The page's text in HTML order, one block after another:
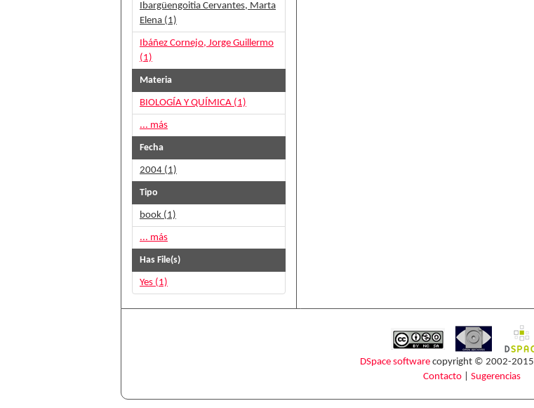
Ibargüengoitia Cervantes, Marta
Elena (1)
Ibáñez Cornejo, Jorge Guillermo
(1)
Materia
BIOLOGÍA Y QUÍMICA (1)
... más
Fecha
2004 (1)
Tipo
book (1)
... más
Has File(s)
Yes (1)
DSpace software copyright © 2002-2015
Contacto| Sugerencias